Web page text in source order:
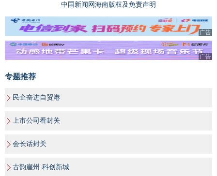
中国新闻网海南版权及免责声明
广告
广告
专题推荐
民企奋进自贸港
上市公司看封关
会长话封关
古韵崖州·科创新城